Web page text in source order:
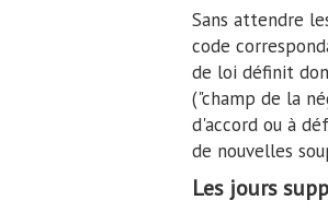
Sans attendre
code
de loi définit
("champ de la
d'accord ou à
de nouvelles
Les jours